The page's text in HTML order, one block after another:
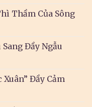
Thầm Của Sông
Đầy Ngẫu
Xuân” Đầy Cảm